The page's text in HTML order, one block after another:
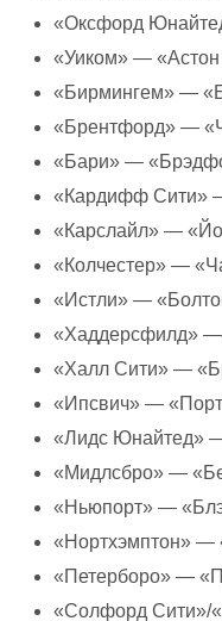
«Оксфорд
«Уиком» —
«Бирмингем» —
«Брентфорд» —
«Бари» —
«Кардифф Сити»
«Карслайл» —
«Колчестер» —
«Истли» —
«Хаддерсфилд» —
«Халл Сити» —
«Ипсвич» —
«Лидс Юнайтед»
«Мидлсбро» —
«Ньюпорт» —
«Нортхэмптон» —
«Петерборо» —
«Солфорд Сити»/